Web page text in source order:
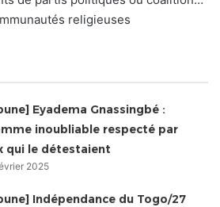
religieuses
Eyadema Gnassingbé :
inoubliable respecté par
qui le détestaient
2025
Indépendance du Togo/27